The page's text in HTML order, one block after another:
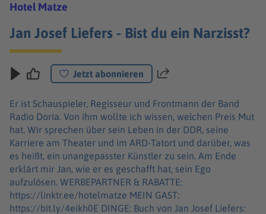
Hotel Matze
Jan Josef Liefers - Bist du ein Narzisst?
Jetzt abonnieren Teilen
Er ist Schauspieler, Regisseur und Frontmann der Band
Radio Doria. Von ihm wollte ich wissen, welchen Preis Mut
hat. Wir sprechen über sein Leben in der DDR, seine
Karriere am Theater und im ARD-Tatort und darüber, was
es heißt, ein unangepasster Künstler zu sein. Am Ende
erklärt mir Jan, wie er es geschafft hat, sein Ego
aufzulösen. WERBEPARTNER & RABATTE:
https://linktr.ee/hotelmatze MEIN GAST:
https://bit.ly/4eikh0E DINGE: Buch von Jan Josef Liefers: